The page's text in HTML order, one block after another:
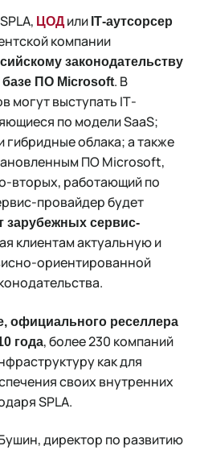
ЦОДили Т-аутсорсер
компании
законодательству
ПО Microsoft. В
могут выступать IТ-
по модели SaaS;
гибридные облака; а также
ПО Microsoft,
вторых, работающий по
провайдер будет
зарубежных сервис-
клиентам актуальную и
ориентированной
, официального реселлера
года, более 230 компаний
как для
своих внутренних
SPLA.
директор по развитию